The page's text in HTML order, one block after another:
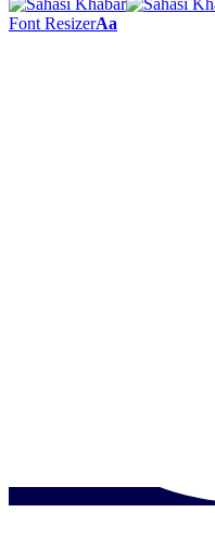
Font ResizerAa